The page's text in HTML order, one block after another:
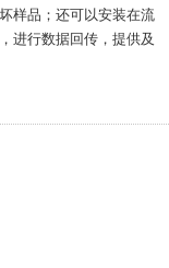
样品；还可以安装在流
进行数据回传，提供及